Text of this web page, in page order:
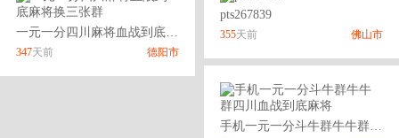
一元一分四川麻将血战到底麻将换三张群
347天前 德阳市
pts267839
355天前 佛山市
手机一元一分斗牛群牛牛群四川血战到底麻将